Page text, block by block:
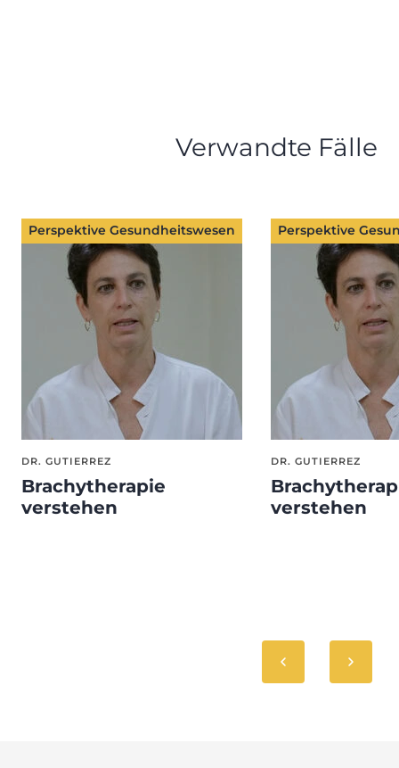
Verwandte Fälle
Perspektive Gesundheitswesen
DR. GUTIERREZ
Brachytherapie
verstehen
Perspektive
DR. GUTIERREZ
verstehen